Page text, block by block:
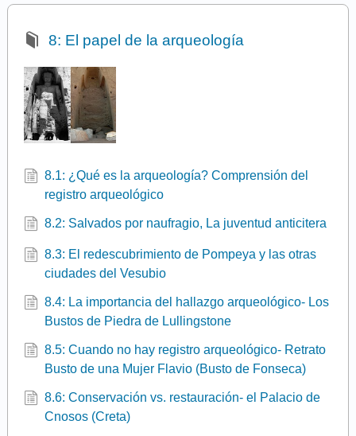
8: El papel de la arqueología
8.1: ¿Qué es la arqueología? Comprensión del
registro arqueológico
8.2: Salvados por naufragio, La juventud anticitera
8.3: El redescubrimiento de Pompeya y las otras
ciudades del Vesubio
8.4: La importancia del hallazgo arqueológico- Los
Bustos de Piedra de Lullingstone
8.5: Cuando no hay registro arqueológico- Retrato
Busto de una Mujer Flavio (Busto de Fonseca)
8.6: Conservación vs. restauración- el Palacio de
Cnosos (Creta)